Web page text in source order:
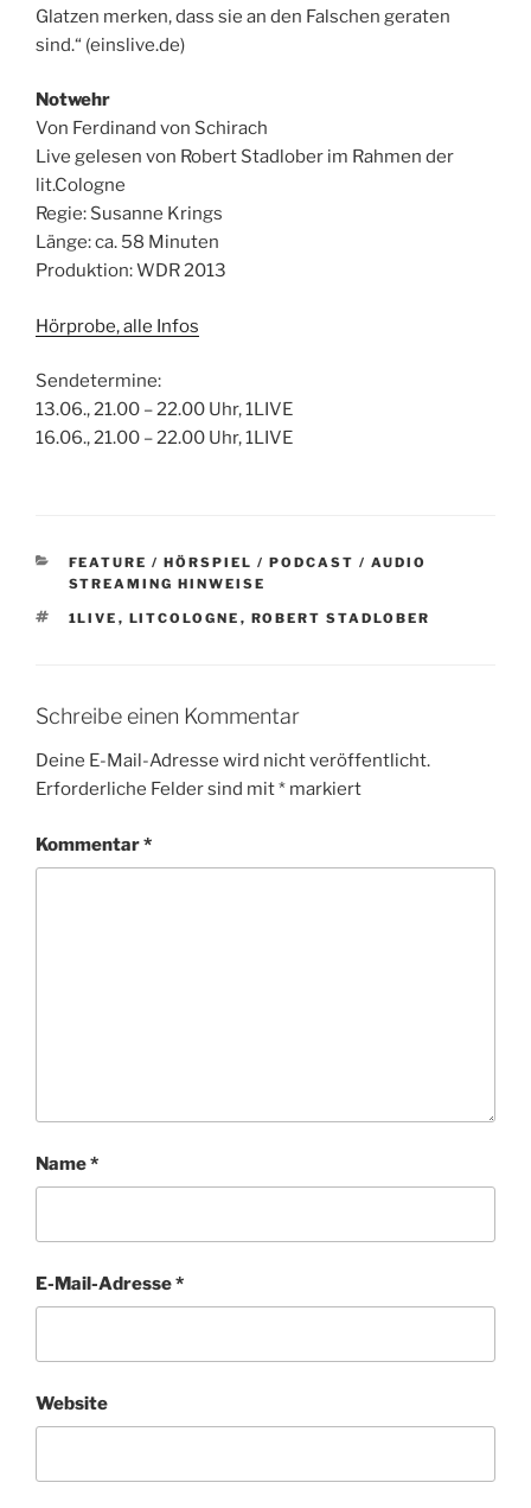
Glatzen merken, dass sie an den Falschen geraten
sind.“ (einslive.de)
Notwehr
Von Ferdinand von Schirach
Live gelesen von Robert Stadlober im Rahmen der
lit.Cologne
Regie: Susanne Krings
Länge: ca. 58 Minuten
Produktion: WDR 2013
Hörprobe, alle Infos
Sendetermine:
13.06., 21.00 – 22.00 Uhr, 1LIVE
16.06., 21.00 – 22.00 Uhr, 1LIVE
KATEGORIEN
FEATURE / HÖRSPIEL / PODCAST / AUDIO
STREAMING HINWEISE
SCHLAGWÖRTER
1LIVE , LITCOLOGNE , ROBERT STADLOBER
Schreibe einen Kommentar
Deine E-Mail-Adresse wird nicht veröffentlicht.
Erforderliche Felder sind mit* markiert
Kommentar*
Name*
E-Mail-Adresse*
Website